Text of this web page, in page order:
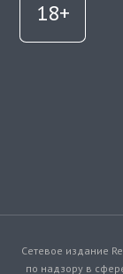
Сетевое издание
по надзору в